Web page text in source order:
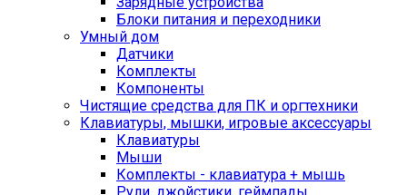
Блоки питания и переходники
Умный дом
Датчики
Комплекты
Компоненты
Чистящие средства для ПК и оргтехники
Клавиатуры, мышки, игровые аксессуары
Клавиатуры
Мыши
Комплекты - клавиатура + мышь